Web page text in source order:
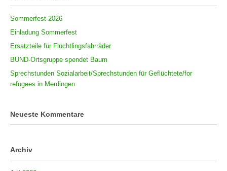
Sommerfest 2026
Einladung Sommerfest
Ersatzteile für Flüchtlingsfahrräder
BUND-Ortsgruppe spendet Baum
Sprechstunden Sozialarbeit/Sprechstunden für Geflüchtete/for
refugees in Merdingen
Neueste Kommentare
Archiv